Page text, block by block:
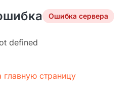
Ошибка сервера
defined
главную страницу